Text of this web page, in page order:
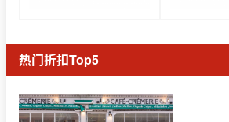
热门折扣Top5